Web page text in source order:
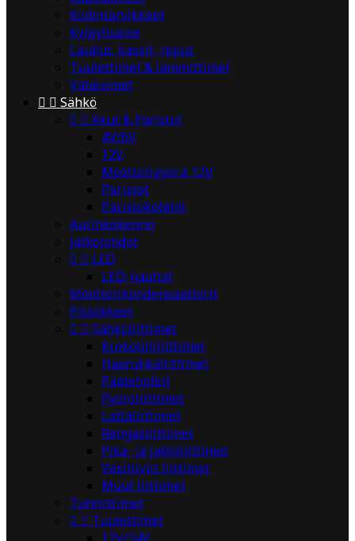
Kodintarvikkeet
Kylpyhuone
Laukut, kassit, reput
Tuulettimet & lämmittimet
Valaisimet
  Sähkö
  Akut & Paristot
4V/6V
12V
Moottoripyörä 12V
Paristot
Paristokotelot
Aurinkokenno
Jatkojohdot
  LED
LED-nauhat
Moottorikondensaattorit
Pistokkeet
  Sähköliittimet
Krokotiililiittimet
Haarukkaliittimet
Pääteholkit
Pyöröliittimet
Lattaliittimet
Rengasliittimet
Pika- ja jatkoliittimet
Vesitiiviit liittimet
Muut liittimet
Tunnistimet
  Tuulettimet